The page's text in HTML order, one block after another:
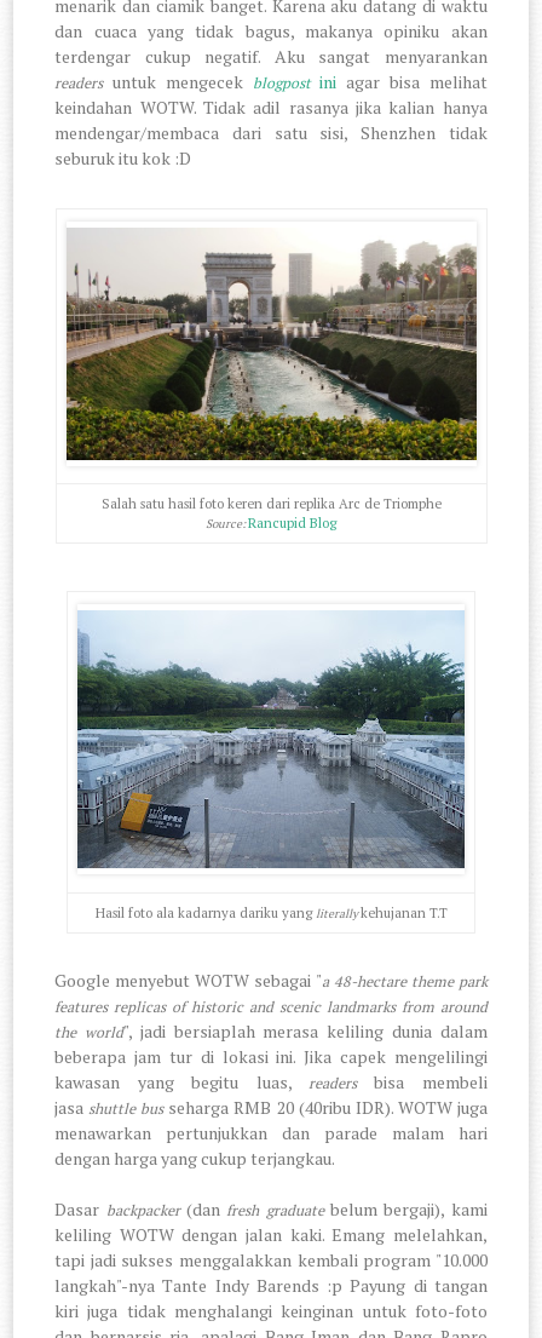
menarik dan ciamik banget. Karena aku datang di waktu
dan cuaca yang tidak bagus, makanya opiniku akan
terdengar cukup negatif. Aku sangat menyarankan
readersuntuk mengecek blogpostini agar bisa melihat
keindahan WOTW. Tidak adil rasanya jika kalian hanya
mendengar/membaca dari satu sisi, Shenzhen tidak
seburuk itu kok :D
Salah satu hasil foto keren dari replika Arc de Triomphe
Source:Rancupid Blog
Hasil foto ala kadarnya dariku yangliterallykehujanan T.T
Google menyebut WOTW sebagai "a 48-hectare theme park
features replicas of historic and scenic landmarks from around
the world", jadi bersiaplah merasa keliling dunia dalam
beberapa jam tur di lokasi ini. Jika capek mengelilingi
kawasan yang begitu luas, readersbisa membeli
jasashuttle bus seharga RMB 20 (40ribu IDR). WOTW juga
menawarkan pertunjukkan dan parade malam hari
dengan harga yang cukup terjangkau.
Dasar backpacker (dan fresh graduatebelum bergaji), kami
keliling WOTW dengan jalan kaki. Emang melelahkan,
tapi jadi sukses menggalakkan kembali program "10.000
langkah"-nya Tante Indy Barends :p Payung di tangan
kiri juga tidak menghalangi keinginan untuk foto-foto